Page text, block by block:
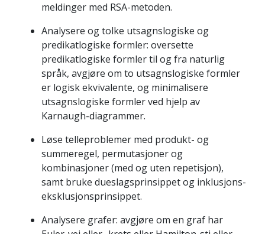
meldinger med RSA-metoden.
Analysere og tolke utsagnslogiske og
predikatlogiske formler: oversette
predikatlogiske formler til og fra naturlig
språk, avgjøre om to utsagnslogiske formler
er logisk ekvivalente, og minimalisere
utsagnslogiske formler ved hjelp av
Karnaugh-diagrammer.
Løse telleproblemer med produkt- og
summeregel, permutasjoner og
kombinasjoner (med og uten repetisjon),
samt bruke dueslagsprinsippet og inklusjons-
eksklusjonsprinsippet.
Analysere grafer: avgjøre om en graf har